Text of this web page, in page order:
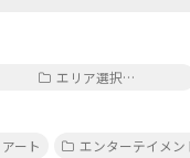
エリア選択…
アート エンターテイメン